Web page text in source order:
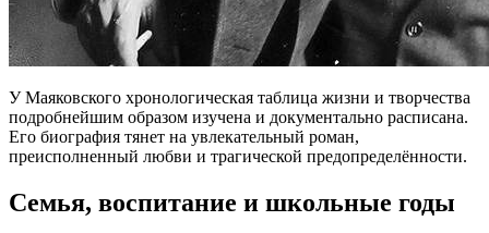
У Маяковского хронологическая таблица жизни и творчества
подробнейшим образом изучена и документально расписана.
Его биография тянет на увлекательный роман,
преисполненный любви и трагической предопределённости.
Семья, воспитание и школьные годы